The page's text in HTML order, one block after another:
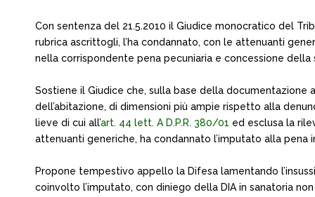
Con sentenza del 21.5.2010 il Giudice monocratico del
rubrica ascrittogli, l’ha condannato, con le attenuanti
nella corrispondente pena pecuniaria e concessione
Sostiene il Giudice che, sulla base della documentazione
dell’abitazione, di dimensioni più ampie rispetto alla
lieve di cui all’art. 44 lett. A D.P.R. 380/01 ed esclusa la
attenuanti generiche, ha condannato l’imputato alla pena
Propone tempestivo appello la Difesa lamentando
coinvolto l’imputato, con diniego della DIA in sanatoria